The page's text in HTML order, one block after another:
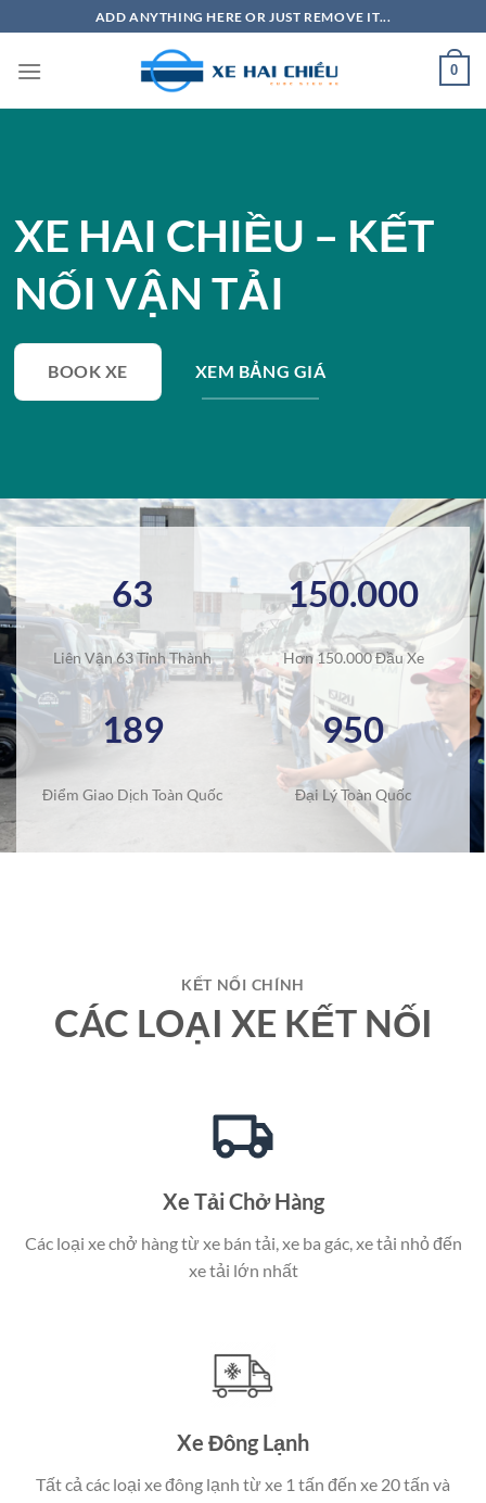
qua
nội
ADD ANYTHING HERE OR JUST REMOVE IT...
0
XE HAI CHIỀU – KẾT
NỐI VẬN TẢI
BOOK XE XEM BẢNG GIÁ
63
Liên Vận 63 Tỉnh Thành
150.000
Hơn 150.000 Đầu Xe
189
Điểm Giao Dịch Toàn Quốc
950
Đại Lý Toàn Quốc
KẾT NỐI CHÍNH
CÁC LOẠI XE KẾT NỐI
Xe Tải Chở Hàng
Các loại xe chở hàng từ xe bán tải, xe ba gác, xe tải nhỏ đến
xe tải lớn nhất
Xe Đông Lạnh
Tất cả các loại xe đông lạnh từ xe 1 tấn đến xe 20 tấn và